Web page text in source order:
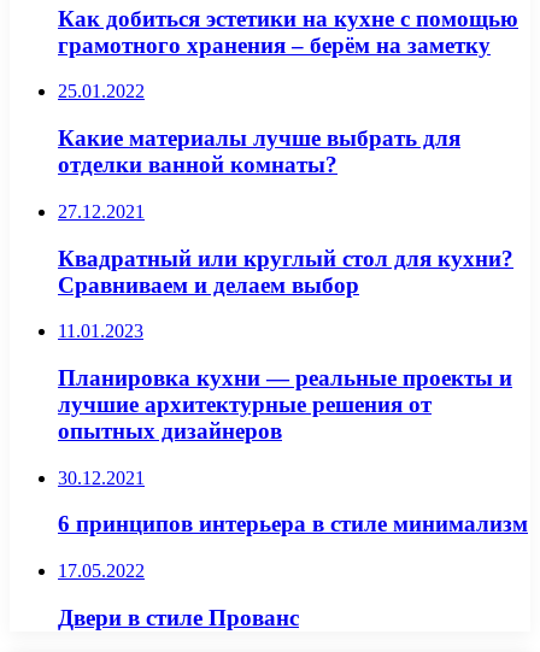
Как добиться эстетики на кухне с помощью
грамотного хранения – берём на заметку
25.01.2022
Какие материалы лучше выбрать для
отделки ванной комнаты?
27.12.2021
Квадратный или круглый стол для кухни?
Сравниваем и делаем выбор
11.01.2023
Планировка кухни — реальные проекты и
лучшие архитектурные решения от
опытных дизайнеров
30.12.2021
6 принципов интерьера в стиле минимализм
17.05.2022
Двери в стиле Прованс